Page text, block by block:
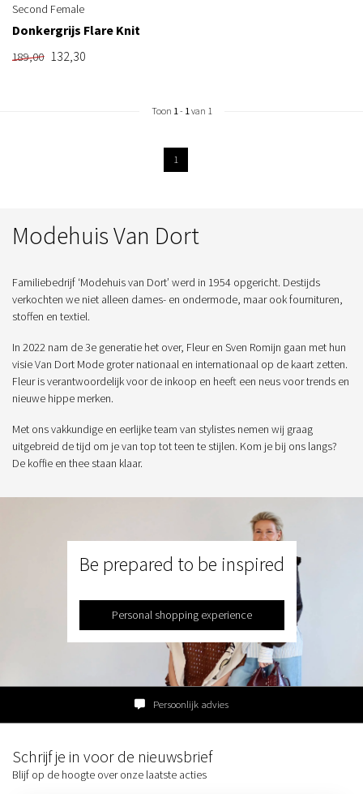
Second Female
Donkergrijs Flare Knit
189,00 132,30
Toon 1- 1van 1
1
Modehuis Van Dort
Familiebedrijf ‘Modehuis van Dort’ werd in 1954 opgericht. Destijds
verkochten we niet alleen dames- en ondermode, maar ook fournituren,
stoffen en textiel.
In 2022 nam de 3e generatie het over, Fleur en Sven Romijn gaan met hun
visie Van Dort Mode groter nationaal en internationaal op de kaart zetten.
Fleur is verantwoordelijk voor de inkoop en heeft een neus voor trends en
nieuwe hippe merken.
Met ons vakkundige en eerlijke team van stylistes nemen wij graag
uitgebreid de tijd om je van top tot teen te stijlen. Kom je bij ons langs?
De koffie en thee staan klaar.
Be prepared to be inspired
Personal shopping experience
Persoonlijk advies
Schrijf je in voor de nieuwsbrief
Blijf op de hoogte over onze laatste acties